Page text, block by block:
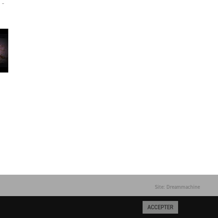
-
Site: Dreammachine
ACCEPTER